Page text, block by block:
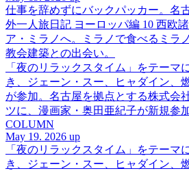
仕事を辞めずにバックパッカー。名
外一人旅日記 ヨーロッパ編 10 西欧
ア・ミラノへ。ミラノで食べるミラ
教会建築との出会い。
「夜のリラックスタイム」をテーマ
き、ジェーン・スー、ヒャダイン、
が参加。名古屋を拠点とする株式会
ツに、漫画家・奥田亜紀子が新規参加
COLUMN
May 19. 2026 up
「夜のリラックスタイム」をテーマ
き、ジェーン・スー、ヒャダイン、